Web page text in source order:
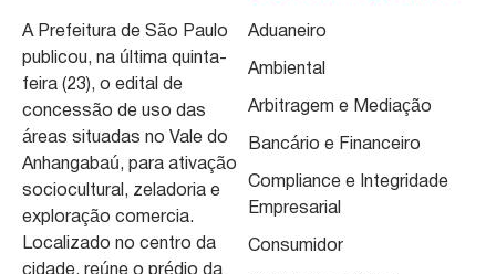
A Prefeitura de São Paulo
publicou, na última quinta-
feira (23), o edital de
concessão de uso das
áreas situadas no Vale do
Anhangabaú, para ativação
sociocultural, zeladoria e
exploração comercia.
Localizado no centro da
cidade, reúne o prédio da
Aduaneiro
Ambiental
Arbitragem e Mediação
Bancário e Financeiro
Compliance e Integridade
Empresarial
Consumidor